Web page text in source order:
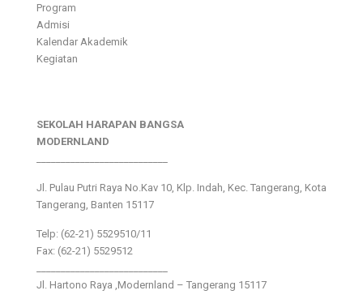
Program
Admisi
Kalendar Akademik
Kegiatan
SEKOLAH HARAPAN BANGSA
MODERNLAND
Jl. Pulau Putri Raya No.Kav 10, Klp. Indah, Kec. Tangerang, Kota
Tangerang, Banten 15117
Telp: (62-21) 5529510/11
Fax: (62-21) 5529512
Jl. Hartono Raya ,Modernland – Tangerang 15117